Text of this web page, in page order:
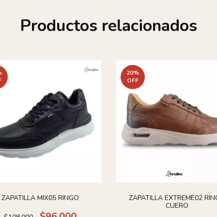
Productos relacionados
ZAPATILLA MIX05 RINGO
20%
OFF
ZAPATILLA EXTREME02
CUERO